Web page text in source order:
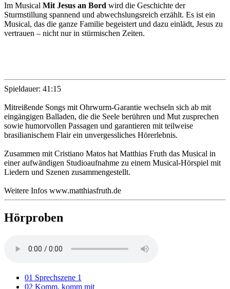
Im Musical Mit Jesus an Bord wird die Geschichte der
Sturmstillung spannend und abwechslungsreich erzählt. Es ist ein
Musical, das die ganze Familie begeistert und dazu einlädt, Jesus zu
vertrauen – nicht nur in stürmischen Zeiten.
Spieldauer: 41:15
Mitreißende Songs mit Ohrwurm-Garantie wechseln sich ab mit
eingängigen Balladen, die die Seele berühren und Mut zusprechen
sowie humorvollen Passagen und garantieren mit teilweise
brasilianischem Flair ein unvergessliches Hörerlebnis.
Zusammen mit Cristiano Matos hat Matthias Fruth das Musical in
einer aufwändigen Studioaufnahme zu einem Musical-Hörspiel mit
Liedern und Szenen zusammengestellt.
Weitere Infos www.matthiasfruth.de
Hörproben
01 Sprechszene 1
02 Komm, komm mit